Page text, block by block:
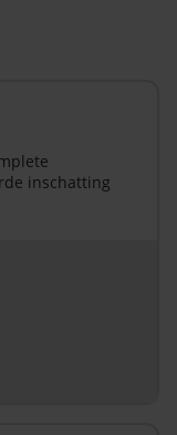
inschatting